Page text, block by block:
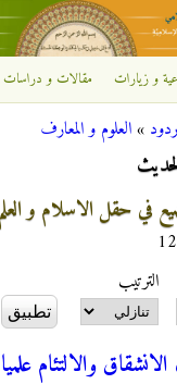
إلى المحتوى الرئيسي
و زيارات مقالات و دراسات
»العلوم و المعارف
في حقل الاسلام و
‏الترتيب ‏
والالتئام علميا